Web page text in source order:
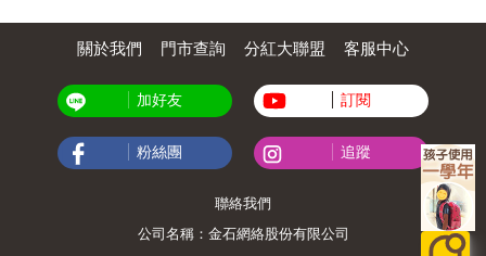
讀容易、貼心超實用，立刻可以找到想要學習
的各國料理，並且能充分運用所有調味料。
一本家家戶戶必備的調味料料理百科鉅作，從
此滿足全家人的味蕾。 本書特色 ◎特色1：彩
醬汁&times;88道料理 深入了解市面上常見的
調味品，並且每一種調味料皆描述適合的烹調
法，並學會運用於多款實用醬汁與中西多元料
理。 ◎特色2：調味料完整身分介紹 提供調味
料內容物、製程、英文名稱、主要產國、挑選
和保存方式，與適合的烹調法等，讓您更清楚
如何運用於烹調。 ◎特色3：清楚標示烹調時
間與火候 每道醬汁、食譜皆標示食用份量、烹
調時間和火候、主廚叮嚀，搭配詳細步驟圖呈
料方式都會影響到釀品成味，你會發現，原來
情緒也是發酵的風土，發酵成食的過程，恰能
得深究，正因為與生活如此息息相關。 【本書
特色】 ＊從食醋的科學、釀造到應用，以直覺
單。 ＊醋不僅是日常必備調味，蔬果泡醋、調
製醬料、直接飲用&hellip;，利用不同的材料組
係是什麼？康普茶是醋還是茶？以醋膜為醋
種，就能生醋不息？烏醋要怎麼做？由酒到醋
的釀造鏈上，有好多為什麼，書中將帶你一一
關於我們 門市查詢 分紅大聯盟 客服中心
加好友 訂閱
粉絲團 追蹤
聯絡我們
公司名稱：金石網絡股份有限公司